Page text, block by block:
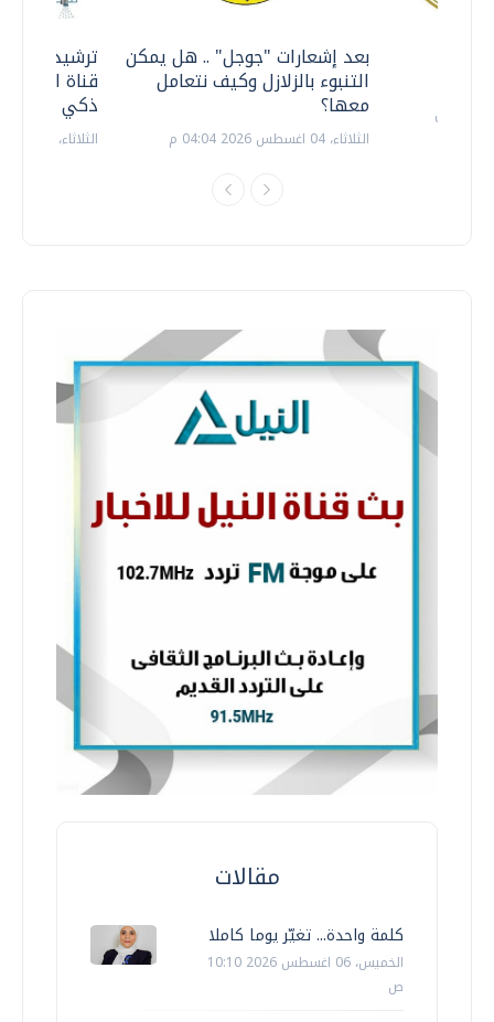
ترشيدا
قناة
ذكي
الثلاثاء، 14 يوليو 2026 06:11 م
بعد إشعارات "جوجل" .. هل يمكن
التنبوء بالزلازل وكيف نتعامل
معها؟
الثلاثاء، 04 اغسطس 2026 04:04 م
مقالات
كلمة واحدة... تغيّر يوما كاملا
الخميس، 06 اغسطس 2026 10:10
ص